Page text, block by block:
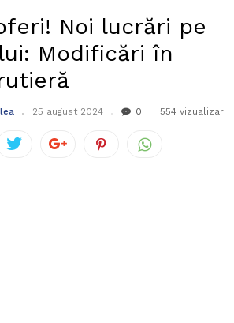
Noi lucrări pe
Modificări în
25 august 2024 0 554 vizualizari